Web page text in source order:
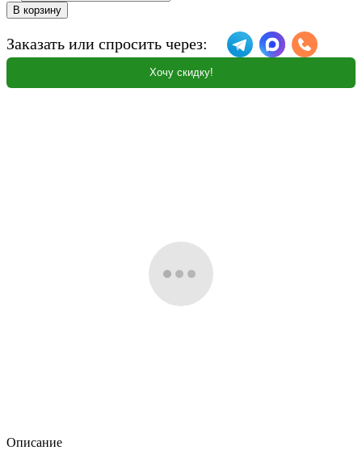
В корзину
Заказать или спросить через:
Хочу скидку!
Описание